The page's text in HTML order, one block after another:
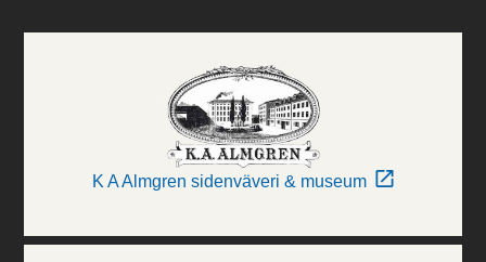
K A Almgren sidenväveri & museum